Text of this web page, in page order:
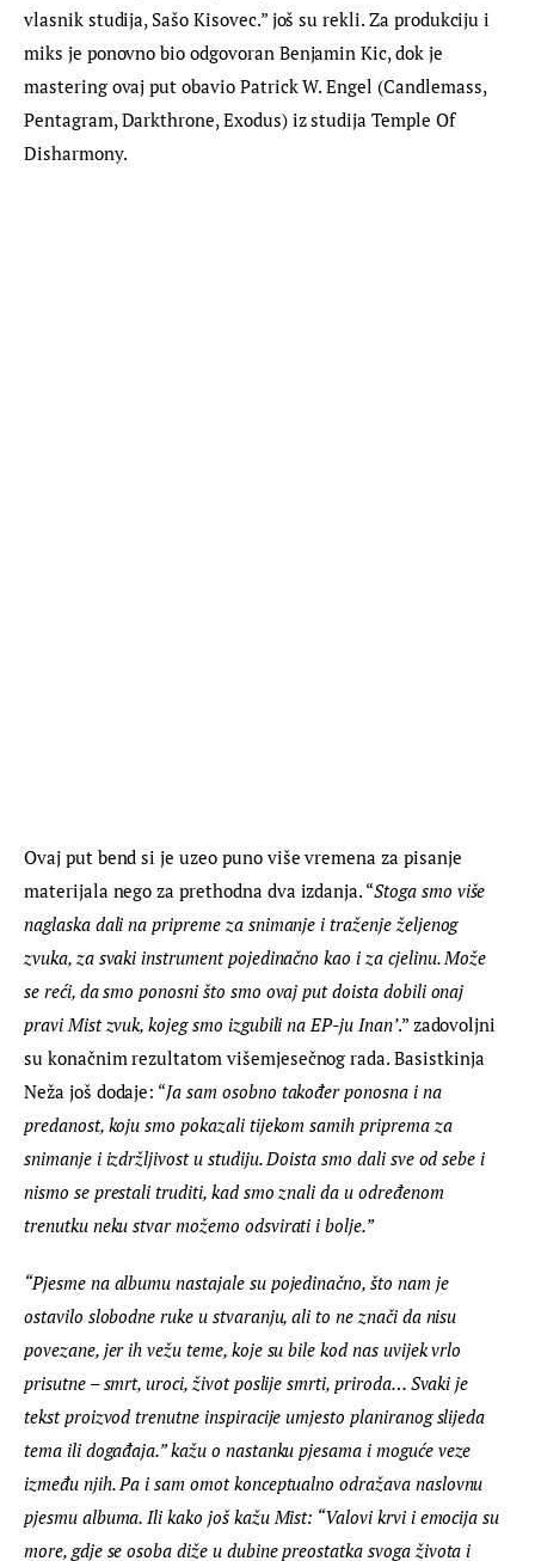
vlasnik studija, Sašo Kisovec.” još su rekli. Za produkciju i
miks je ponovno bio odgovoran Benjamin Kic, dok je
mastering ovaj put obavio Patrick W. Engel (Candlemass,
Pentagram, Darkthrone, Exodus) iz studija Temple Of
Disharmony.
Ovaj put bend si je uzeo puno više vremena za pisanje
materijala nego za prethodna dva izdanja. “Stoga smo više
naglaska dali na pripreme za snimanje i traženje željenog
zvuka, za svaki instrument pojedinačno kao i za cjelinu. Može
se reći, da smo ponosni što smo ovaj put doista dobili onaj
pravi Mist zvuk, kojeg smo izgubili na EP-ju Inan’.” zadovoljni
su konačnim rezultatom višemjesečnog rada. Basistkinja
Neža još dodaje: “Ja sam osobno također ponosna i na
predanost, koju smo pokazali tijekom samih priprema za
snimanje i izdržljivost u studiju. Doista smo dali sve od sebe i
nismo se prestali truditi, kad smo znali da u određenom
trenutku neku stvar možemo odsvirati i bolje.”
“Pjesme na albumu nastajale su pojedinačno, što nam je
ostavilo slobodne ruke u stvaranju, ali to ne znači da nisu
povezane, jer ih vežu teme, koje su bile kod nas uvijek vrlo
prisutne – smrt, uroci, život poslije smrti, priroda… Svaki je
tekst proizvod trenutne inspiracije umjesto planiranog slijeda
tema ili događaja.” kažu o nastanku pjesama i moguće veze
između njih. Pa i sam omot konceptualno odražava naslovnu
pjesmu albuma. Ili kako još kažu Mist: “Valovi krvi i emocija su
more, gdje se osoba diže u dubine preostatka svoga života i